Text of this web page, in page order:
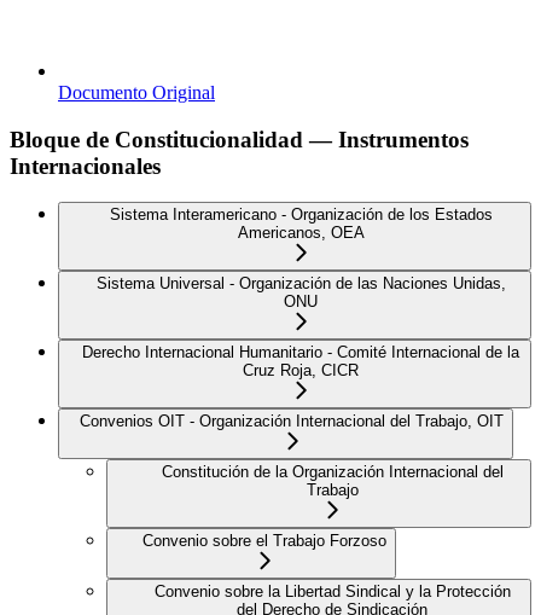
Documento Original
Bloque de Constitucionalidad — Instrumentos
Internacionales
Sistema Interamericano - Organización de los Estados
Americanos, OEA
Sistema Universal - Organización de las Naciones Unidas,
ONU
Derecho Internacional Humanitario - Comité Internacional de la
Cruz Roja, CICR
Convenios OIT - Organización Internacional del Trabajo, OIT
Constitución de la Organización Internacional del
Trabajo
Convenio sobre el Trabajo Forzoso
Convenio sobre la Libertad Sindical y la Protección
del Derecho de Sindicación